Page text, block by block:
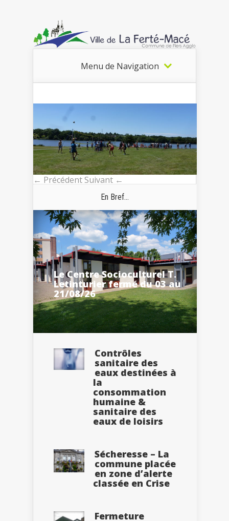
Menu de Navigation
← Précédent Suivant ←
En Bref...
Le Centre Socioculturel T.
Letinturier fermé du 03 au
21/08/26
Contrôles
sanitaire des
eaux destinées à
la
consommation
humaine &
sanitaire des
eaux de loisirs
Sécheresse – La
commune placée
en zone d’alerte
classée en Crise
Fermeture